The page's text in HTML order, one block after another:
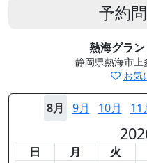
予約
熱海グラ
静岡県熱海市上
お気
8月 9月 10月 11
日 月 火